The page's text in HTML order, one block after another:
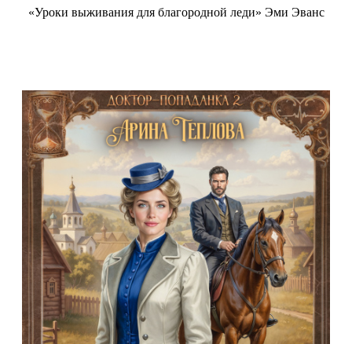
«Уроки выживания для благородной леди» Эми Эванс